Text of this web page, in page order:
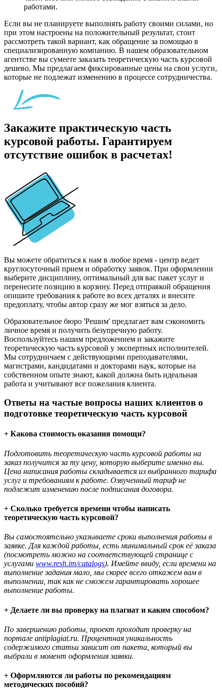
работами.
Если вы не планируете выполнять работу своими силами, но
при этом настроены на положительный результат, стоит
рассмотреть такой вариант, как обращение за помощью в
специализированную компанию. В нашем образовательном
агентстве вы сумеете заказать теоретическую часть курсовой
дешево. Мы предлагаем фиксированные цены на свои услуги,
которые не подлежат изменению в процессе сотрудничества.
Закажите практическую часть
курсовой работы. Гарантируем
отсутствие ошибок в расчетах!
Вы можете обратиться к нам в любое время - центр ведет
круглосуточный прием и обработку заявок. При оформлении
выберите дисциплину, оптимальный для вас пакет услуг и
перенесите позицию в корзину. Перед отправкой обращения
опишите требования к работе во всех деталях и внесите
предоплату, чтобы автор сразу же мог взяться за дело.
Образовательное бюро 'Решим' предлагает вам сэкономить
личное время и получить безупречную работу.
Воспользуйтесь нашим предложением и закажите
теоретическую часть курсовой у экспертных исполнителей.
Мы сотрудничаем с действующими преподавателями,
магистрами, кандидатами и докторами наук, которые на
собственном опыте знают, какой должна быть идеальная
работа и учитывают все пожелания клиента.
Ответы на частые вопросы наших клиентов о
подготовке теоретическую часть курсовой
+ Какова стоимость оказания помощи?
Подготовить теоретическую часть курсовой работы на
заказ получится за ту цену, которую выберите именно вы.
Цена написания работы складывается из выбранного тарифа
услуг и требованиям к работе. Озвученный тариф не
подлежит изменению после подписания договора.
+ Сколько требуется времени чтобы написать
теоретическую часть курсовой?
Вы самостоятельно указываете сроки выполнения работы в
заявке. Для каждой работы, есть минимальный срок её заказа
(посмотреть можно на соответствующей странице с
услугами www.resh.im/catalogs). Имейте ввиду, если времени на
выполнение задания мало, мы скорее всего откажем вам в
выполнении, так как не сможем гарантировать хорошее
выполнение работы.
+ Делаете ли вы проверку на плагиат и каким способом?
По завершению работы, проект проходит проверку на
портале antiplagiat.ru. Процентная уникальность
содержимого статьи зависит от пакета, который вы
выбрали в момент оформления заявки.
+ Оформляются ли работы по рекомендациям
методических пособий?